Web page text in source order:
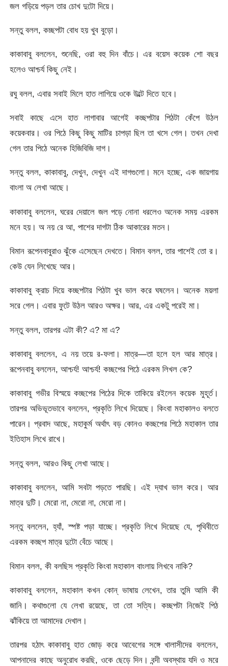
জল গড়িয়ে পড়ল তার চোখ দুটো দিয়ে।
সন্তু বলল, কচ্ছপটা বোধ হয় খুব বুড়ো।
কাকাবাবু বললেন, শুনেছি, ওরা বহু দিন বাঁচে। এর বয়েস কয়েক শো বছর
হলেও আশ্চর্য কিছু নেই।
রঘু বলল, এবার সবাই মিলে হাত লাগিয়ে ওকে উল্টে দিতে হবে।
সবাই কাছে এসে হাত লাগাবার আগেই কচ্ছপটার পিঠটা কেঁপে উঠল
কয়েকবার। ওর পিঠে কিছু কিছু মাটির চাপড়া ছিল তা খসে গেল। তখন দেখা
গেল তার পিঠে অনেক হিজিবিজি দাগ।
সন্তু বলল, কাকাবাবু, দেখুন, দেখুন এই দাগগুলো। মনে হচ্ছে, এক জায়গায়
বাংলা অ লেখা আছে।
কাকাবাবু বললেন, ঘরের দেয়ালে জল পড়ে নোনা ধরলেও অনেক সময় এরকম
মনে হয়। অ নয় রে আ, পাশের দাগটা ঠিক আকারের মতন।
বিমান রূপেনবাবুরাও ঝুঁকে এসেছেন দেখতে। বিমান বলল, তার পাশেই তো র।
কেউ যেন লিখেছে আর।
কাকাবাবু ক্রাচ দিয়ে কচ্ছপটার পিঠটা খুব ভাল করে ঘষলেন। অনেক ময়লা
সরে গেল। এবার ফুটে উঠল আরও অক্ষর। আর, এর একটু পরেই মা।
সন্তু বলল, তারপর এটা কী? এ? মা এ?
কাকাবাবু বললেন, এ নয় তয়ে র-ফলা। মাত্র—তা হলে হল আর মাত্র।
রূপেনবাবু বললেন, আশ্চর্য! আশ্চর্য! কচ্ছপের পিঠে এরকম লিখল কে?
কাকাবাবু গভীর বিস্ময়ে কচ্ছপের পিঠের দিকে তাকিয়ে রইলেন কয়েক মুহূর্ত।
তারপর অভিভূতভাবে বললেন, প্রকৃতি লিখে দিয়েছে। কিংবা মহাকালও বলতে
পারেন। প্রবাদ আছে, মহাকুর্ম অর্থাৎ বড় কোনও কচ্ছপের পিঠে মহাকাল তার
ইতিহাস লিখে রাখে।
সন্তু বলল, আরও কিছু লেখা আছে।
কাকাবাবু বললেন, আমি সবটা পড়তে পারছি। এই দ্যাখ ভাল করে। আর
মাত্র দুটি। মেরো না, মেরো না, মেরো না।
সন্তু বললেন, হ্যাঁ, স্পষ্ট পড়া যাচ্ছে। প্রকৃতি লিখে দিয়েছে যে, পৃথিবীতে
এরকম কচ্ছপ মাত্র দুটো বেঁচে আছে।
বিমান বলল, কী বলছিস প্রকৃতি কিংবা মহাকাল বাংলায় লিখবে নাকি?
কাকাবাবু বললেন, মহাকাল কখন কোন্ ভাষায় লেখেন, তার তুমি আমি কী
জানি। কথাগুলো যে লেখা রয়েছে, তা তো সত্যি। কচ্ছপটা নিজেই পিঠ
ঝাঁকিয়ে তা আমাদের দেখাল।
তারপর হঠাৎ কাকাবাবু হাত জোড় করে আবেগের সঙ্গে খালাসীদের বললেন,
আপনাদের কাছে অনুরোধ করছি, ওকে ছেড়ে দিন। বন্দী অবস্থায় যদি ও মরে